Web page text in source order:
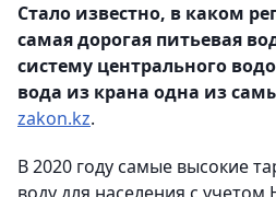
Стало известно, в каком
самая дорогая питьевая
систему центрального
вода из крана одна из
zakon.kz.
В 2020 году самые высокие